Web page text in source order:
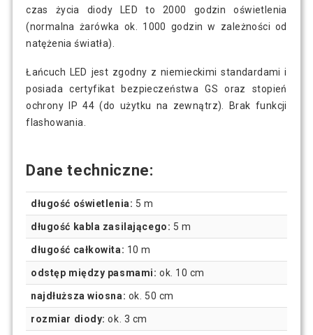
czas życia diody LED to 2000 godzin oświetlenia
(normalna żarówka ok. 1000 godzin w zależności od
natężenia światła).
Łańcuch LED jest zgodny z niemieckimi standardami i
posiada certyfikat bezpieczeństwa GS oraz stopień
ochrony IP 44 (do użytku na zewnątrz). Brak funkcji
flashowania.
Dane techniczne:
długość oświetlenia: 5 m
długość kabla zasilającego: 5 m
długość całkowita: 10 m
odstęp między pasmami: ok. 10 cm
najdłuższa wiosna: ok. 50 cm
rozmiar diody: ok. 3 cm